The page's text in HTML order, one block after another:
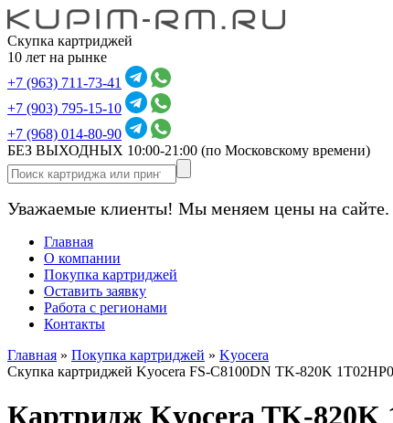
Скупка картриджей
10 лет на рынке
+7 (963) 711-73-41
+7 (903) 795-15-10
+7 (968) 014-80-90
БЕЗ ВЫХОДНЫХ 10:00-21:00 (по Московскому времени)
Уважаемые клиенты! Мы меняем цены на
Главная
О компании
Покупка картриджей
Оставить заявку
Работа с регионами
Контакты
Главная » Покупка картриджей » Kyocera
Скупка картриджей Kyocera FS-C8100DN TK-820K
Картридж Kyocera TK-820K